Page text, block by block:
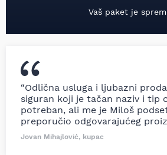
Vaš paket je
“Odlična usluga i ljubazni
siguran koji je tačan naziv i tip
potreban, ali me je Miloš
preporučio odgovarajućeg
Jovan Mihajlović, kupac